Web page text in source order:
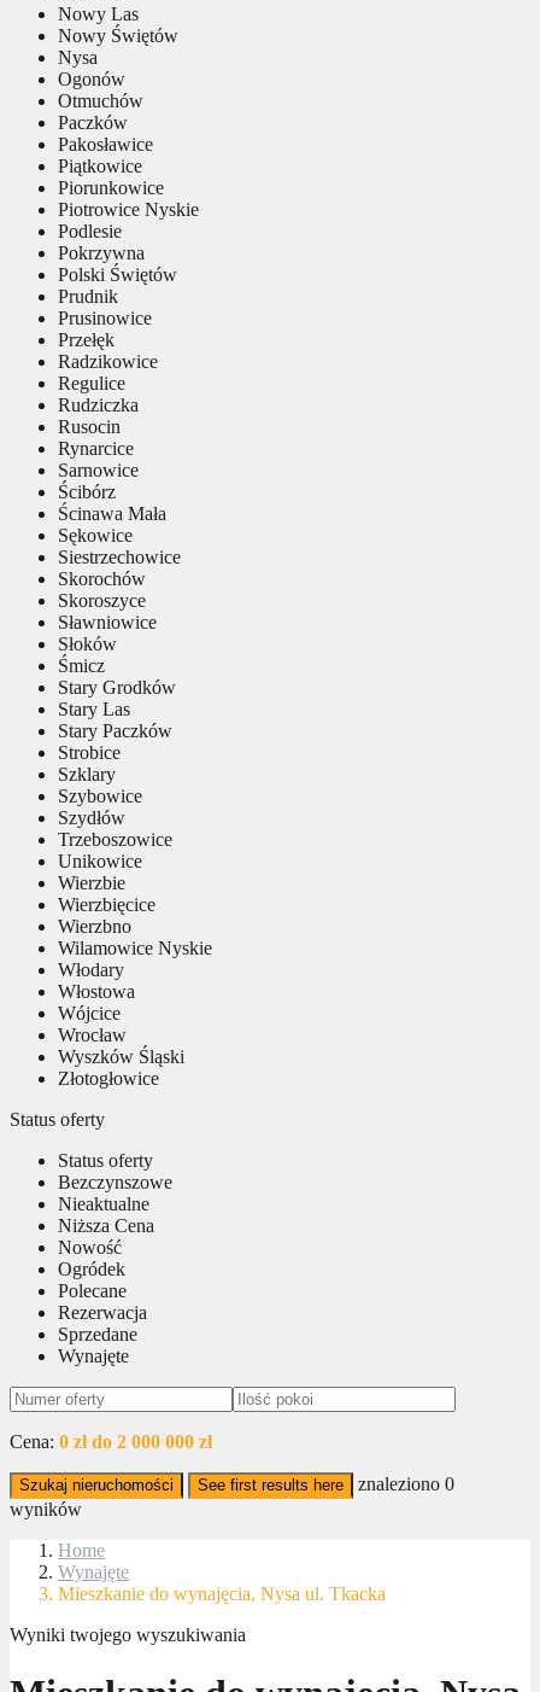
Nowy Las
Nowy Świętów
Nysa
Ogonów
Otmuchów
Paczków
Pakosławice
Piątkowice
Piorunkowice
Piotrowice Nyskie
Podlesie
Pokrzywna
Polski Świętów
Prudnik
Prusinowice
Przełęk
Radzikowice
Regulice
Rudziczka
Rusocin
Rynarcice
Sarnowice
Ścibórz
Ścinawa Mała
Sękowice
Siestrzechowice
Skorochów
Skoroszyce
Sławniowice
Słoków
Śmicz
Stary Grodków
Stary Las
Stary Paczków
Strobice
Szklary
Szybowice
Szydłów
Trzeboszowice
Unikowice
Wierzbie
Wierzbięcice
Wierzbno
Wilamowice Nyskie
Włodary
Włostowa
Wójcice
Wrocław
Wyszków Śląski
Złotogłowice
Status oferty
Status oferty
Bezczynszowe
Nieaktualne
Niższa Cena
Nowość
Ogródek
Polecane
Rezerwacja
Sprzedane
Wynajęte
Cena: 0 zł do 2 000 000 zł
Szukaj nieruchomości See first results here znaleziono 0
wyników
Home
Wynajęte
Mieszkanie do wynajęcia, Nysa ul. Tkacka
Wyniki twojego wyszukiwania